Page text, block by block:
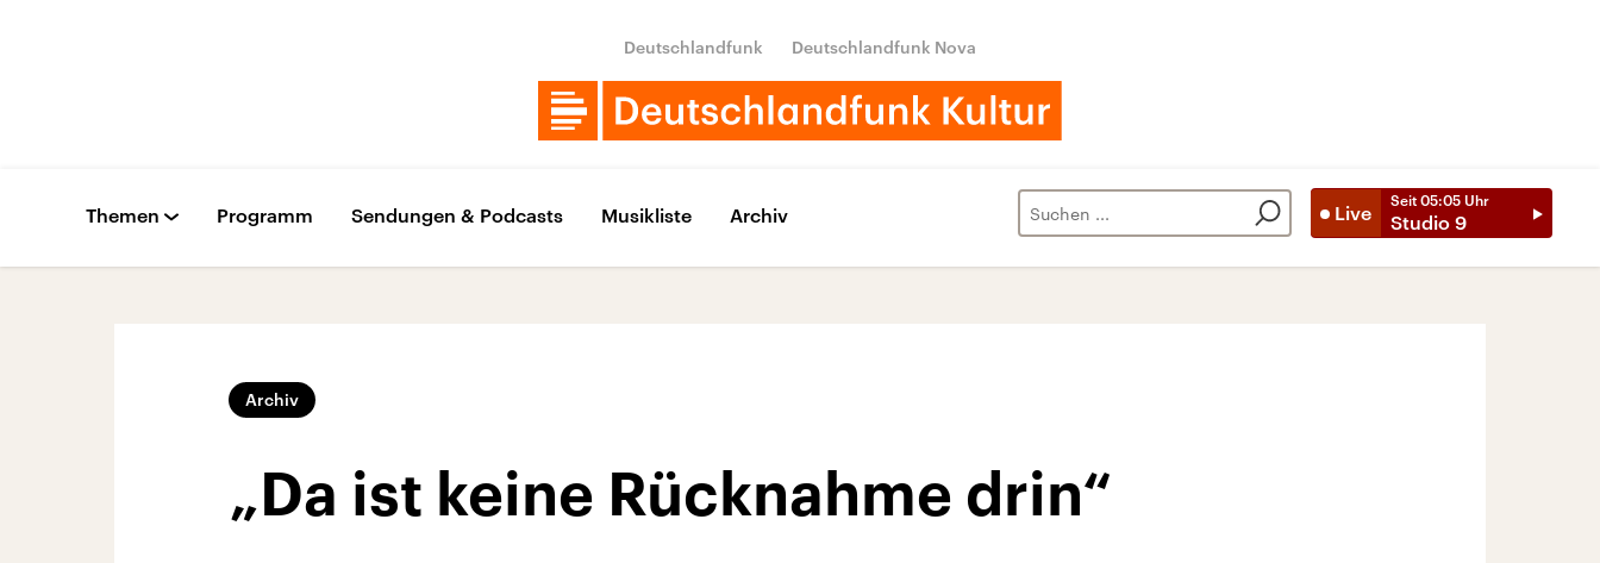
Deutschlandfunk Deutschlandfunk Nova
Live
Seit 05:05 Uhr
Studio 9
Themen Programm Sendungen & Podcasts Musikliste Archiv
Archiv
„Da ist keine Rücknahme drin“